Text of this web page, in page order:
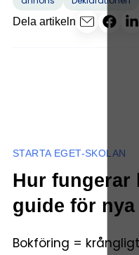
Dela artikeln
STARTA EGET-SKOLAN
Hur fungerar
guide för
Bokföring =